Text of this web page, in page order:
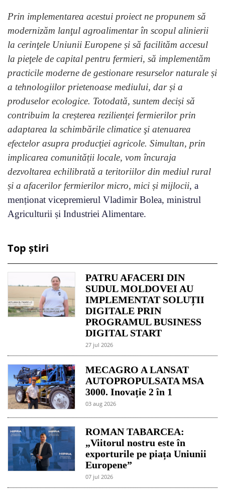
Prin implementarea acestui proiect ne propunem să
modernizăm lanţul agroalimentar în scopul alinierii
la cerinţele Uniunii Europene și să facilităm accesul
la pieţele de capital pentru fermieri, să implementăm
practicile moderne de gestionare resurselor naturale și
a tehnologiilor prietenoase mediului, dar și a
produselor ecologice. Totodată, suntem deciși să
contribuim la creșterea rezilienței fermierilor prin
adaptarea la schimbările climatice şi atenuarea
efectelor asupra producţiei agricole. Simultan, prin
implicarea comunității locale, vom încuraja
dezvoltarea echilibrată a teritoriilor din mediul rural
și a afacerilor fermierilor micro, mici și mijlocii, a
menționat vicepremierul Vladimir Bolea, ministrul
Agriculturii și Industriei Alimentare.
Top știri
PATRU AFACERI DIN
SUDUL MOLDOVEI AU
IMPLEMENTAT SOLUȚII
DIGITALE PRIN
PROGRAMUL BUSINESS
DIGITAL START
27 jul 2026
MECAGRO A LANSAT
AUTOPROPULSATA MSA
3000. Inovație 2 în 1
03 aug 2026
ROMAN TABARCEA:
„Viitorul nostru este în
exporturile pe piața Uniunii
Europene”
07 jul 2026